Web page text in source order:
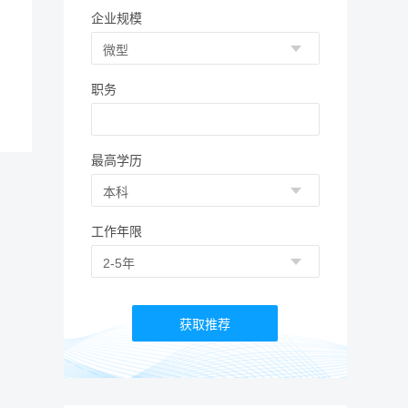
企业规模
职务
最高学历
工作年限